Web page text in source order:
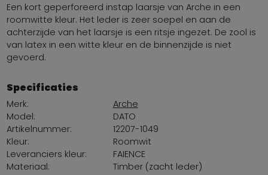
Een kort geperforeerd instap laarsje van Arche in een
roomwitte kleur. Het leder is zeer soepel en aan de
achterzijde van het laarsje is een ritsje ingezet. De zool is
van latex in een witte kleur en de binnenzijde is niet
gevoerd.
Specificaties
Merk:
Arche
Model:
DATO
Artikelnummer:
12207-1049
Kleur:
Roomwit
Leveranciers kleur:
FAIENCE
Materiaal:
Timber (zacht leder)